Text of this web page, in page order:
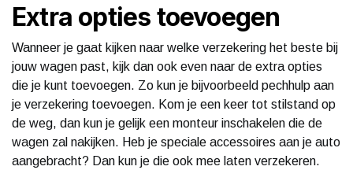
Extra opties toevoegen
Wanneer je gaat kijken naar welke verzekering het beste bij
jouw wagen past, kijk dan ook even naar de extra opties
die je kunt toevoegen. Zo kun je bijvoorbeeld pechhulp aan
je verzekering toevoegen. Kom je een keer tot stilstand op
de weg, dan kun je gelijk een monteur inschakelen die de
wagen zal nakijken. Heb je speciale accessoires aan je auto
aangebracht? Dan kun je die ook mee laten verzekeren.